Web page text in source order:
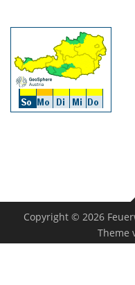
Copyright © 2026
Theme